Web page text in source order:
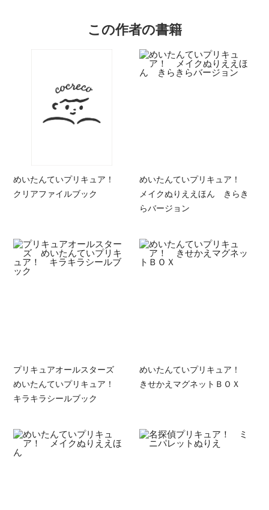
この作者の書籍
めいたんていプリキュア！
クリアファイルブック
めいたんていプリキュア！
メイクぬりええほん きらき
らバージョン
プリキュアオールスターズ
めいたんていプリキュア！
キラキラシールブック
めいたんていプリキュア！
きせかえマグネットＢＯＸ